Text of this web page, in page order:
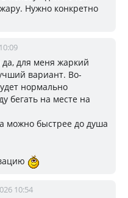
Нужно конкретно
да, для меня жаркий
вариант. Во-
нормально
бегать на месте на
можно быстрее до душа
10:54